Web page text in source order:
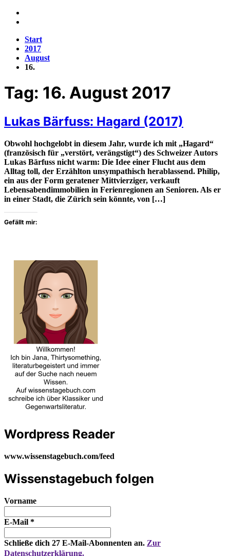
Start
2017
August
16.
Tag: 16. August 2017
Lukas Bärfuss: Hagard (2017)
Obwohl hochgelobt in diesem Jahr, wurde ich mit „Hagard“
(französisch für „verstört, verängstigt“) des Schweizer Autors
Lukas Bärfuss nicht warm: Die Idee einer Flucht aus dem
Alltag toll, der Erzählton unsympathisch herablassend. Philip,
ein aus der Form geratener Mittvierziger, verkauft
Lebensabendimmobilien in Ferienregionen an Senioren. Als er
in einer Stadt, die Zürich sein könnte, von […]
Gefällt mir:
Wordpress Reader
www.wissenstagebuch.com/feed
Wissenstagebuch folgen
Vorname
E-Mail *
Schließe dich 27 E-Mail-Abonnenten an. Zur
Datenschutzerklärung.